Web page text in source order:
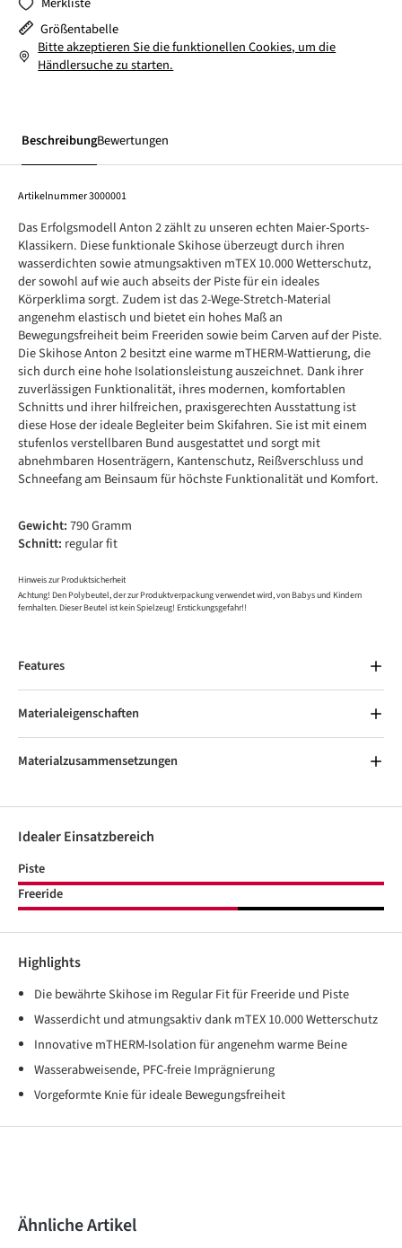
Größentabelle
Bitte akzeptieren Sie die funktionellen Cookies, um die
Händlersuche zu starten.
BeschreibungBewertungen
Artikelnummer3000001
Das Erfolgsmodell Anton 2 zählt zu unseren echten Maier-Sports-
Klassikern. Diese funktionale Skihose überzeugt durch ihren
wasserdichten sowie atmungsaktiven mTEX 10.000 Wetterschutz,
der sowohl auf wie auch abseits der Piste für ein ideales
Körperklima sorgt. Zudem ist das 2-Wege-Stretch-Material
angenehm elastisch und bietet ein hohes Maß an
Bewegungsfreiheit beim Freeriden sowie beim Carven auf der Piste.
Die Skihose Anton 2 besitzt eine warme mTHERM-Wattierung, die
sich durch eine hohe Isolationsleistung auszeichnet. Dank ihrer
zuverlässigen Funktionalität, ihres modernen, komfortablen
Schnitts und ihrer hilfreichen, praxisgerechten Ausstattung ist
diese Hose der ideale Begleiter beim Skifahren. Sie ist mit einem
stufenlos verstellbaren Bund ausgestattet und sorgt mit
abnehmbaren Hosenträgern, Kantenschutz, Reißverschluss und
Schneefang am Beinsaum für höchste Funktionalität und Komfort.
Gewicht:790 Gramm
Schnitt: regular fit
Hinweis zur Produktsicherheit
Achtung! Den Polybeutel, der zur Produktverpackung verwendet wird, von Babys und Kindern
fernhalten. Dieser Beutel ist kein Spielzeug! Erstickungsgefahr!!
Features
Materialeigenschaften
Materialzusammensetzungen
Idealer Einsatzbereich
Piste
Freeride
Highlights
Die bewährte Skihose im Regular Fit für Freeride und Piste
Wasserdicht und atmungsaktiv dank mTEX 10.000 Wetterschutz
Innovative mTHERM-Isolation für angenehm warme Beine
Wasserabweisende, PFC-freie Imprägnierung
Vorgeformte Knie für ideale Bewegungsfreiheit
Produktgalerie überspringen
Ähnliche Artikel